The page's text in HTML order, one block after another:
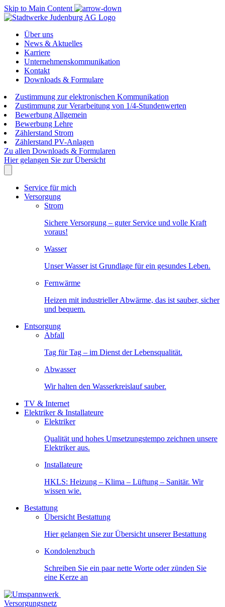
Skip to Main Content
Über uns
News & Aktuelles
Karriere
Unternehmenskommunikation
Kontakt
Downloads & Formulare
Zustimmung zur elektronischen Kommunikation
Zustimmung zur Verarbeitung von 1/4-Stundenwerten
Bewerbung Allgemein
Bewerbung Lehre
Zählerstand Strom
Zählerstand PV-Anlagen
Zu allen Downloads & Formularen
Hier gelangen Sie zur Übersicht
Service für mich
Versorgung
Strom
Sichere Versorgung – guter Service und volle Kraft
voraus!
Wasser
Unser Wasser ist Grundlage für ein gesundes Leben.
Fernwärme
Heizen mit industrieller Abwärme, das ist sauber, sicher
und bequem.
Entsorgung
Abfall
Tag für Tag – im Dienst der Lebensqualität.
Abwasser
Wir halten den Wasserkreislauf sauber.
TV & Internet
Elektriker & Installateure
Elektriker
Qualität und hohes Umsetzungstempo zeichnen unsere
Elektriker aus.
Installateure
HKLS: Heizung – Klima – Lüftung – Sanitär. Wir
wissen wie.
Bestattung
Übersicht Bestattung
Hier gelangen Sie zur Übersicht unserer Bestattung
Kondolenzbuch
Schreiben Sie ein paar nette Worte oder zünden Sie
eine Kerze an
Versorgungsnetz